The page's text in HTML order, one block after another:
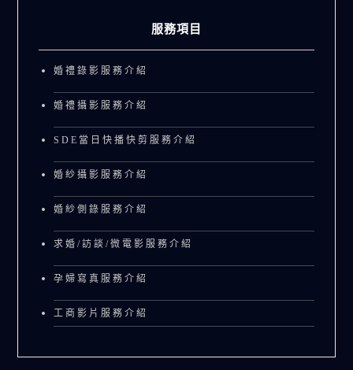
服務項目
婚禮錄影服務介紹
婚禮攝影服務介紹
SDE當日快播快剪服務介紹
婚紗攝影服務介紹
婚紗側錄服務介紹
求婚/訪談/微電影服務介紹
孕婦寫真服務介紹
工商影片服務介紹